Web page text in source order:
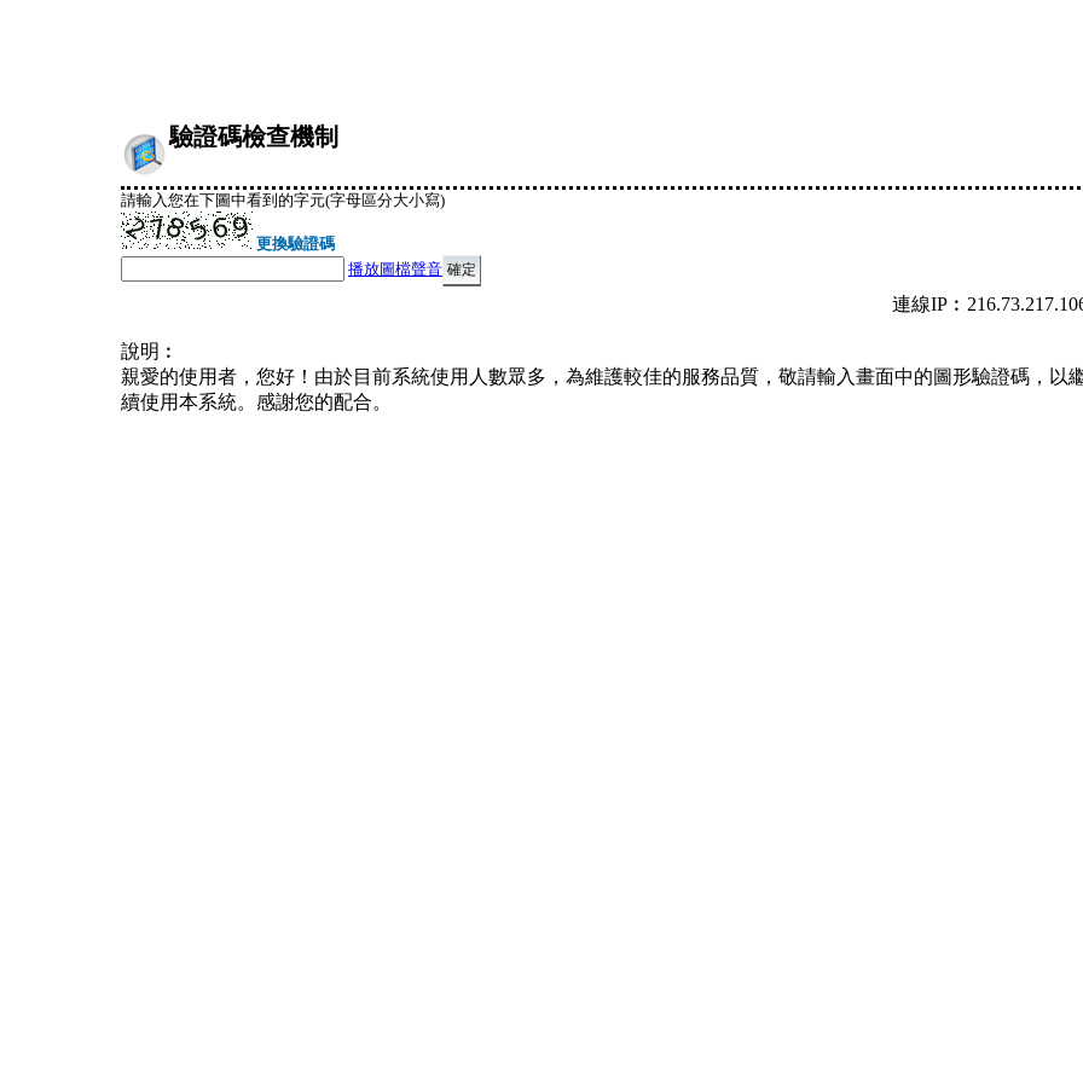
驗證碼檢查機制
請輸入您在下圖中看到的字元(字母區分大小寫)
更換驗證碼
播放圖檔聲音
連線
說明︰
親愛的使用者，您好！由於目前系統使用人數眾多，為維護較佳的服務品質，敬請輸入畫面中的圖形驗證碼，以
續使用本系統。感謝您的配合。